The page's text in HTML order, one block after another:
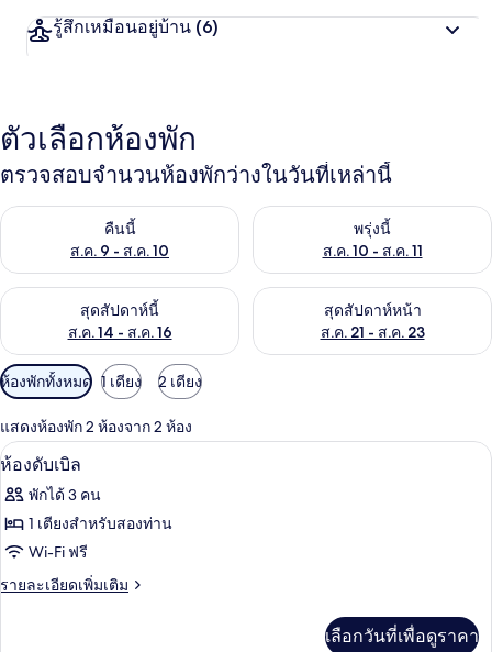
รู้สึกเหมือนอยู่บ้าน (6)
ตัวเลือกห้องพัก
ตรวจสอบจำนวนห้องพักว่างในวันที่เหล่านี้
คืนนี้
ส.ค. 9 - ส.ค. 10
ตรวจสอบจำนวนห้องพักว่างในคืนนี้ ส.ค. 9 - ส.ค. 10
พรุ่งนี้
ส.ค. 10 - ส.ค. 11
ตรวจสอบจำนวนห้องพักว่างใน
สุดสัปดาห์นี้
ส.ค. 14 - ส.ค. 16
ตรวจสอบจำนวนห้องพักว่างในสุดสัปดาห์นี้ ส.ค. 14 - ส.ค. 16
สุดสัปดาห์หน้า
ส.ค. 21 - ส.ค. 23
ตรวจสอบจำนวนห้องพักว่างใน
ตัว
กรอง
ที่
มี
ให้
สำหรับ
ห้อง
ห้องพักทั้งหมด 1 เตียง 2 เตียง
แสดงห้องพัก 2 ห้องจาก 2 ห้อง
เปิด
ภาพถ่าย
ทั้งหมด
ของ
ห้อง
ห้องดับเบิล | เครื่องนอนป้องกันสารก่อ
13
ห้องดับเบิล
พักได้ 3 คน
1 เตียงสำหรับสองท่าน
Wi-Fi ฟรี
รายละเอียดเพิ่มเติม
ราย
เลือกวันที่เพื่อดูราคา